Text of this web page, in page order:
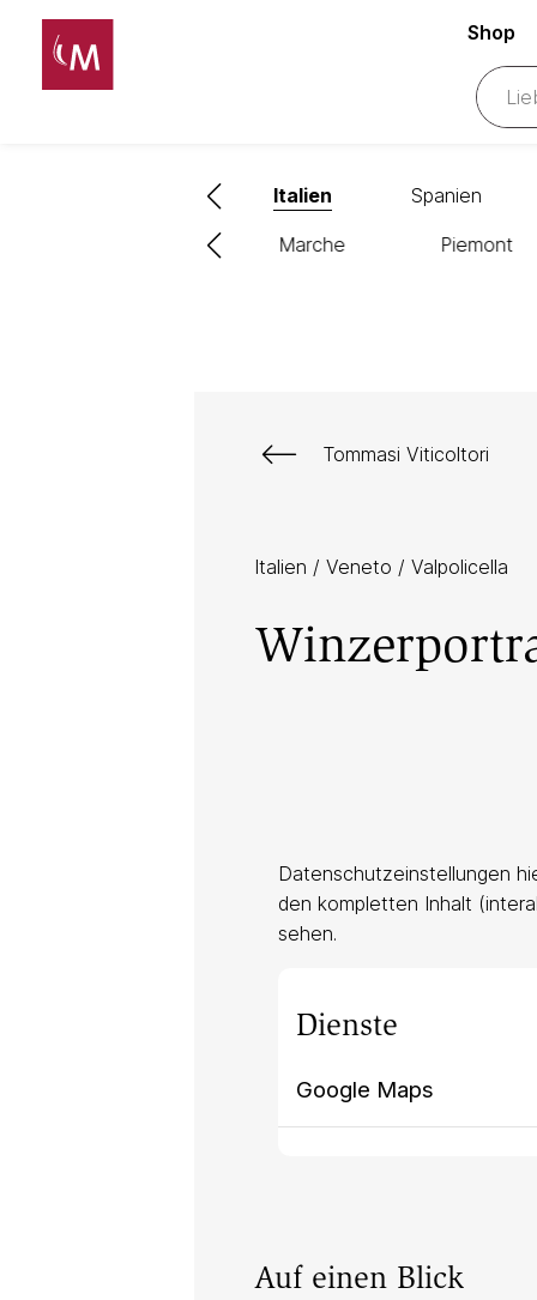
Shop
Italien Spanien
Marche Piemont
Tommasi Viticoltori
Italien / Veneto / Valpolicella
Datenschutzeinstellungen
den kompletten Inhalt
sehen.
Dienste
Google Maps
Auf einen Blick